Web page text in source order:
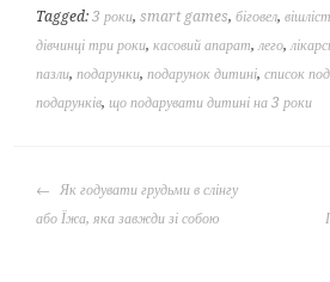
Tagged:3 роки,smart games,біговел,
дівчинці три роки,касовий апарат, лего,
пазли,подарунки,подарунок дитині,список
подарунків,що подарувати дитині на 3 роки
POST
NAVIGATION
Як годувати грудьми в слінгу
або Їжа, яка завжди зі собою